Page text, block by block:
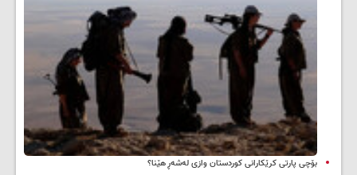
بۆچی پارتی کرێکارانی کوردستان وازی لەشەڕ هێنا؟